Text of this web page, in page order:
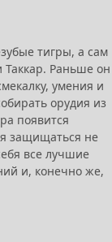
тигры, а сам
Раньше он
умения и
орудия из
появится
защищаться не
все лучшие
и, конечно же,